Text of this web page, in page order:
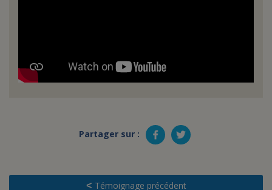
Partager sur :
< Témoignage précédent